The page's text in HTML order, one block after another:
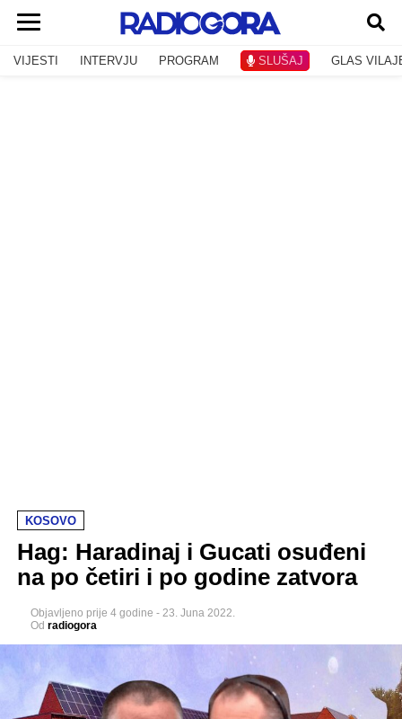
VIJESTI INTERVJU PROGRAM SLUŠAJ GLAS
KOSOVO
Hag: Haradinaj i Gucati osuđeni
na po četiri i po godine zatvora
Objavljeno prije 4 godine - 23. Juna 2022.
Od radiogora